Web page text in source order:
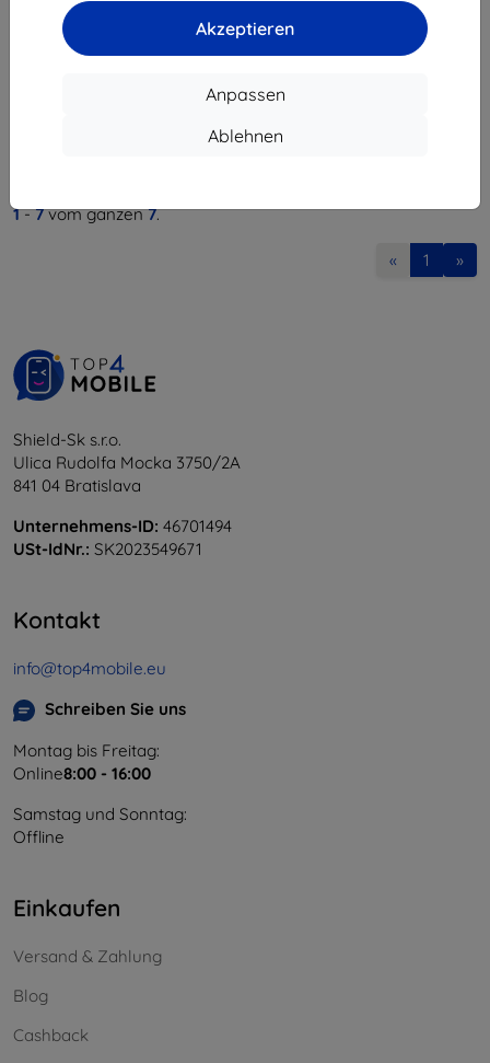
Akzeptieren
Anpassen
Ablehnen
Auf Lager 2 Stk.
1-7vom ganzen7.
« 1 »
Shield-Sk s.r.o.
Ulica Rudolfa Mocka 3750/2A
841 04 Bratislava
Unternehmens-ID: 46701494
USt-IdNr.: SK2023549671
Kontakt
info@top4mobile.eu
Schreiben Sie uns
Montag bis Freitag:
Online8:00 - 16:00
Samstag und Sonntag:
Offline
Einkaufen
Versand & Zahlung
Blog
Cashback